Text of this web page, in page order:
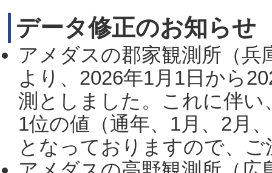
データ修正のお知らせ
アメダスの郡家観測所（
より、2026年1月1日から
測としました。これに伴い
1位の値（通年、1月、2月
となっておりますので、